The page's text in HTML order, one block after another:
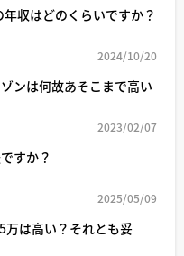
収はどのくらいですか？
2024/10/20
ンは何故あそこまで高い
2023/02/07
すか？
2025/05/09
は高い？それとも妥